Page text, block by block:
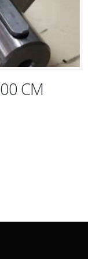
CM